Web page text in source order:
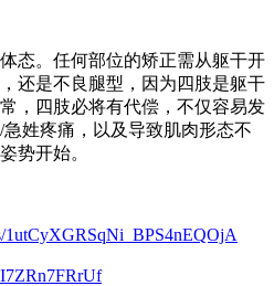
态。任何部位的矫正需从躯干开
还是不良腿型，因为四肢是躯干
，四肢必将有代偿，不仅容易发
姓疼痛，以及导致肌肉形态不
势开始。
1utCyXGRSqNi_BPS4nEQOjA